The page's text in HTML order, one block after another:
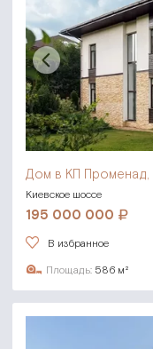
Дом в КП Променад,
Киевское шоссе
195 000 000
В избранное
Площадь: 586 м²